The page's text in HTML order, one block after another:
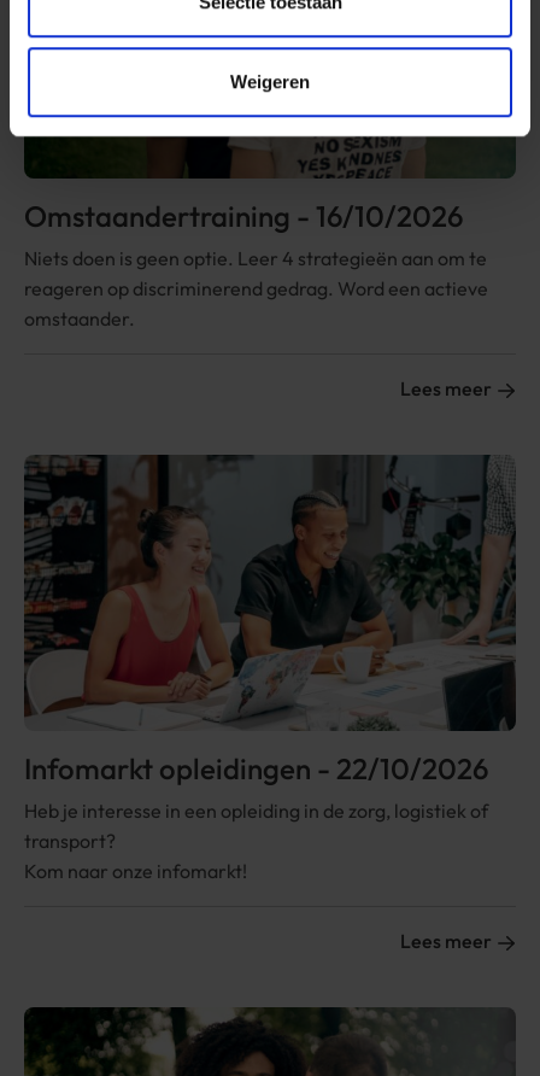
Weigeren
Omstaandertraining - 16/10/2026
Niets doen is geen optie. Leer 4 strategieën aan om te
reageren op discriminerend gedrag. Word een actieve
omstaander.
Lees meer
Infomarkt opleidingen - 22/10/2026
Heb je interesse in een opleiding in de zorg, logistiek of
transport?
Kom naar onze infomarkt!
Lees meer